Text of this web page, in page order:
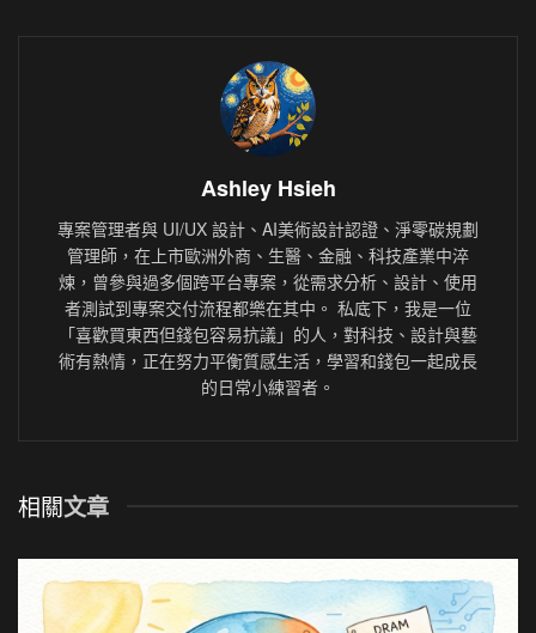
Ashley Hsieh
專案管理者與 UI/UX 設計、AI美術設計認證、淨零碳規劃
管理師，在上市歐洲外商、生醫、金融、科技產業中淬
煉，曾參與過多個跨平台專案，從需求分析、設計、使用
者測試到專案交付流程都樂在其中。 私底下，我是一位
「喜歡買東西但錢包容易抗議」的人，對科技、設計與藝
術有熱情，正在努力平衡質感生活，學習和錢包一起成長
的日常小練習者。
相關文章